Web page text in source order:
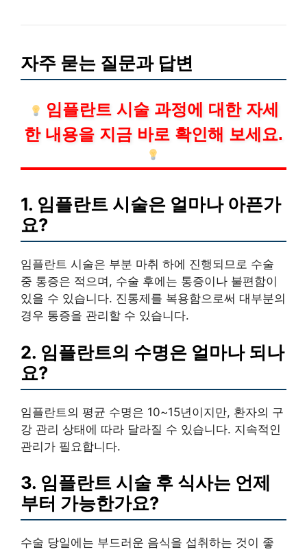
자주 묻는 질문과 답변
임플란트 시술 과정에 대한 자세
한 내용을 지금 바로 확인해 보세요.
1. 임플란트 시술은 얼마나 아픈가
요?
임플란트 시술은 부분 마취 하에 진행되므로 수술
중 통증은 적으며, 수술 후에는 통증이나 불편함이
있을 수 있습니다. 진통제를 복용함으로써 대부분의
경우 통증을 관리할 수 있습니다.
2. 임플란트의 수명은 얼마나 되나
요?
임플란트의 평균 수명은 10~15년이지만, 환자의 구
강 관리 상태에 따라 달라질 수 있습니다. 지속적인
관리가 필요합니다.
3. 임플란트 시술 후 식사는 언제
부터 가능한가요?
수술 당일에는 부드러운 음식을 섭취하는 것이 좋